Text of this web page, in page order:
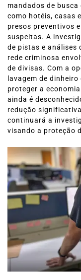
mandados de
como hotéis, casas
presos preventivos
suspeitas. A
de pistas e análises
rede criminosa
de divisas. Com a
lavagem de
proteger a
ainda é
redução
continuará a
visando a proteção